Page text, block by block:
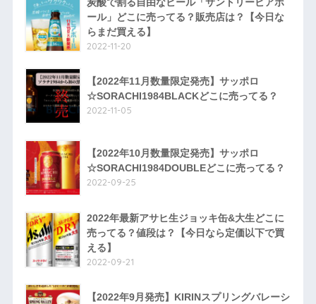
炭酸で割る自由なビール「サントリービアボ
ール」どこに売ってる？販売店は？【今日な
らまだ買える】
2022-11-20
【2022年11月数量限定発売】サッポロ
☆SORACHI1984BLACKどこに売ってる？
2022-11-05
【2022年10月数量限定発売】サッポロ
☆SORACHI1984DOUBLEどこに売ってる？
2022-09-25
2022年最新アサヒ生ジョッキ缶&大生どこに
売ってる？値段は？【今日なら定価以下で買
える】
2022-09-21
【2022年9月発売】KIRINスプリングバレーシ